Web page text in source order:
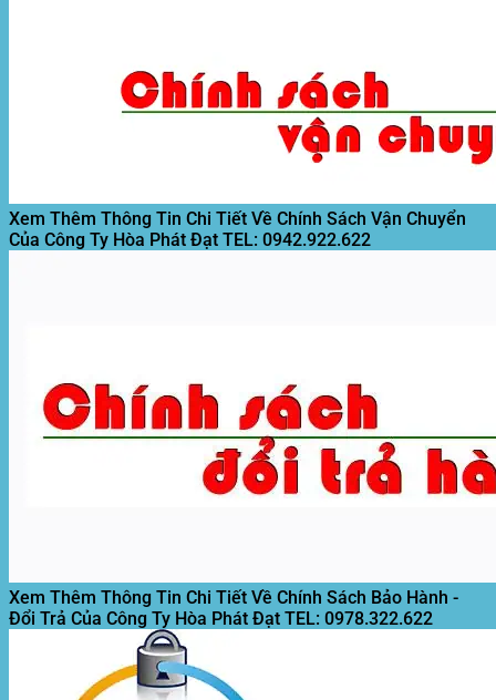
Xem Thêm Thông Tin Chi Tiết Về Chính Sách Vận Chuyển
Của Công Ty Hòa Phát Đạt TEL: 0942.922.622
Xem Thêm Thông Tin Chi Tiết Về Chính Sách Bảo Hành -
Đổi Trả Của Công Ty Hòa Phát Đạt TEL: 0978.322.622